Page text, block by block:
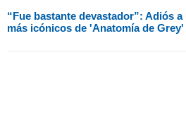
“Fue bastante devastador”: Adiós
más icónicos de 'Anatomía de Grey'